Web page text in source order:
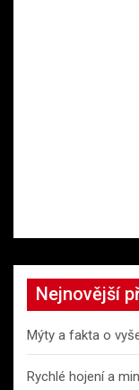
Nejnovější
Mýty a fakta o
Rychlé hojení a